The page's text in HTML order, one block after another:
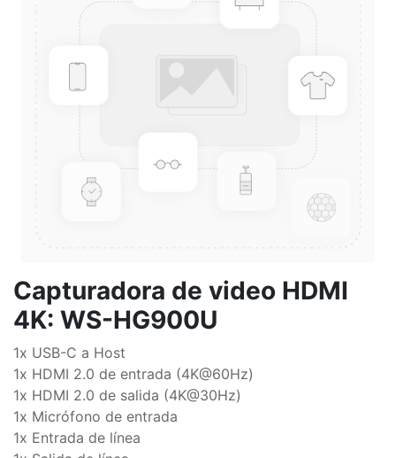
Capturadora de video HDMI
4K: WS-HG900U
1x USB-C a Host
1x HDMI 2.0 de entrada (4K@60Hz)
1x HDMI 2.0 de salida (4K@30Hz)
1x Micrófono de entrada
1x Entrada de línea